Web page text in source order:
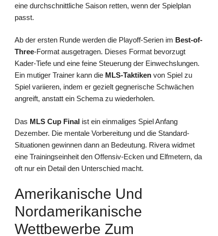
eine durchschnittliche Saison retten, wenn der Spielplan
passt.
Ab der ersten Runde werden die Playoff-Serien im Best-of-
Three-Format ausgetragen. Dieses Format bevorzugt
Kader-Tiefe und eine feine Steuerung der Einwechslungen.
Ein mutiger Trainer kann die MLS-Taktiken von Spiel zu
Spiel variieren, indem er gezielt gegnerische Schwächen
angreift, anstatt ein Schema zu wiederholen.
Das MLS Cup Final ist ein einmaliges Spiel Anfang
Dezember. Die mentale Vorbereitung und die Standard-
Situationen gewinnen dann an Bedeutung. Rivera widmet
eine Trainingseinheit den Offensiv-Ecken und Elfmetern, da
oft nur ein Detail den Unterschied macht.
Amerikanische Und
Nordamerikanische
Wettbewerbe Zum